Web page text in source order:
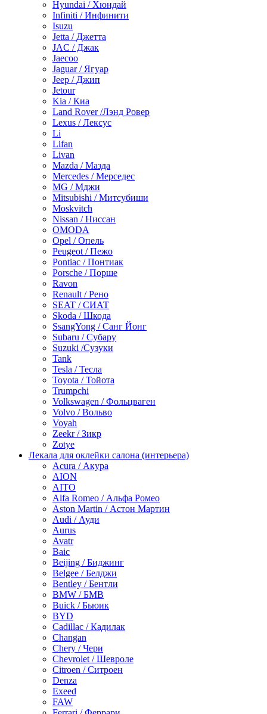
Hyundai / Хюндай
Infiniti / Инфинити
Isuzu
Jetta / Джетта
JAC / Джак
Jaecoo
Jaguar / Ягуар
Jeep / Джип
Jetour
Kia / Киа
Land Rover /Лэнд Ровер
Lexus / Лексус
Li
Lifan
Livan
Mazda / Мазда
Mercedes / Мерседес
MG / Мджи
Mitsubishi / Митсубиши
Moskvitch
Nissan / Ниссан
OMODA
Opel / Опель
Peugeot / Пежо
Pontiac / Понтиак
Porsche / Порше
Ravon
Renault / Рено
SEAT / СИАТ
Skoda / Шкода
SsangYong / Санг Йонг
Subaru / Субару
Suzuki /Сузуки
Tank
Tesla / Тесла
Toyota / Тойота
Trumpchi
Volkswagen / Фольцваген
Volvo / Вольво
Voyah
Zeekr / Зикр
Zotye
Лекала для оклейки салона (интерьера)
Acura / Акура
AION
AITO
Alfa Romeo / Альфа Ромео
Aston Martin / Астон Мартин
Audi / Ауди
Aurus
Avatr
Baic
Beijing / Биджинг
Belgee / Белджи
Bentley / Бентли
BMW / БМВ
Buick / Бьюик
BYD
Cadillac / Кадилак
Changan
Chery / Чери
Chevrolet / Шевроле
Citroen / Ситроен
Denza
Exeed
FAW